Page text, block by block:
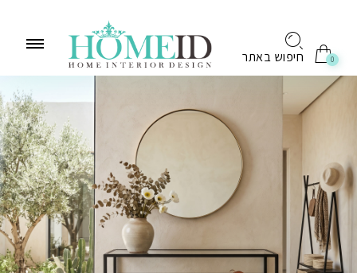
חיפוש באתר 0